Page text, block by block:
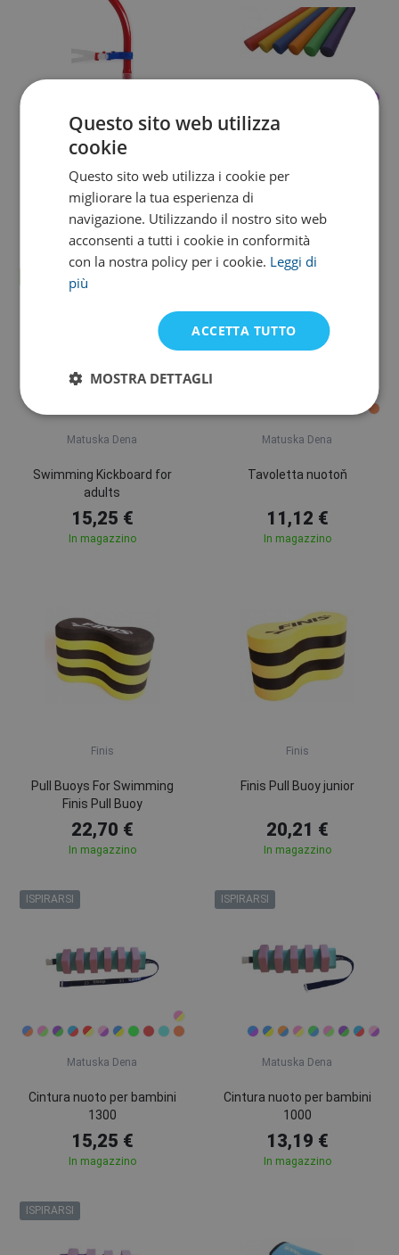
Speedo
51,63 €
In magazzino
Matuska Dena
In magazzino
Buona base
Matuska Dena
Swimming Kickboard for
adults
15,25 €
In magazzino
Matuska Dena
Tavoletta nuotoň
11,12 €
In magazzino
Finis
Pull Buoys For Swimming
Finis Pull Buoy
22,70 €
In magazzino
Finis
Finis Pull Buoy junior
20,21 €
In magazzino
ISPIRARSI
Matuska Dena
Cintura nuoto per bambini
1300
15,25 €
In magazzino
ISPIRARSI
Matuska Dena
Cintura nuoto per bambini
1000
13,19 €
In magazzino
ISPIRARSI
Questo sito web utilizza
cookie
Questo sito web utilizza i cookie per
migliorare la tua esperienza di
navigazione. Utilizzando il nostro sito web
acconsenti a tutti i cookie in conformità
con la nostra policy per i cookie. Leggi di
più
ACCETTA TUTTO
MOSTRA DETTAGLI